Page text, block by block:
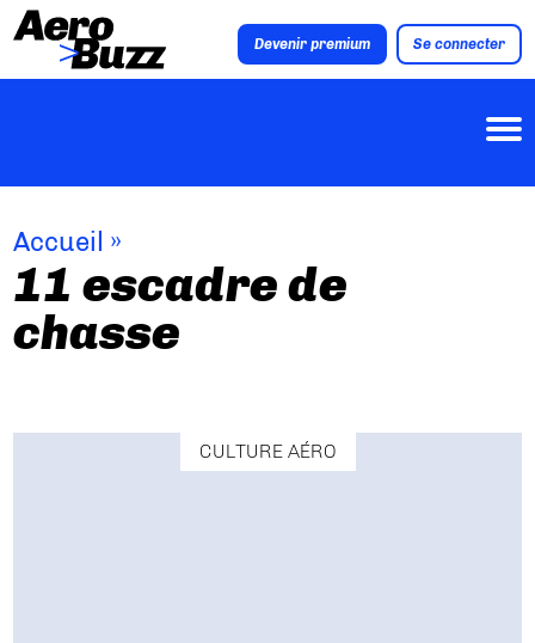
Devenir premium Se connecter
Accueil »
11 escadre de
chasse
CULTURE AÉRO